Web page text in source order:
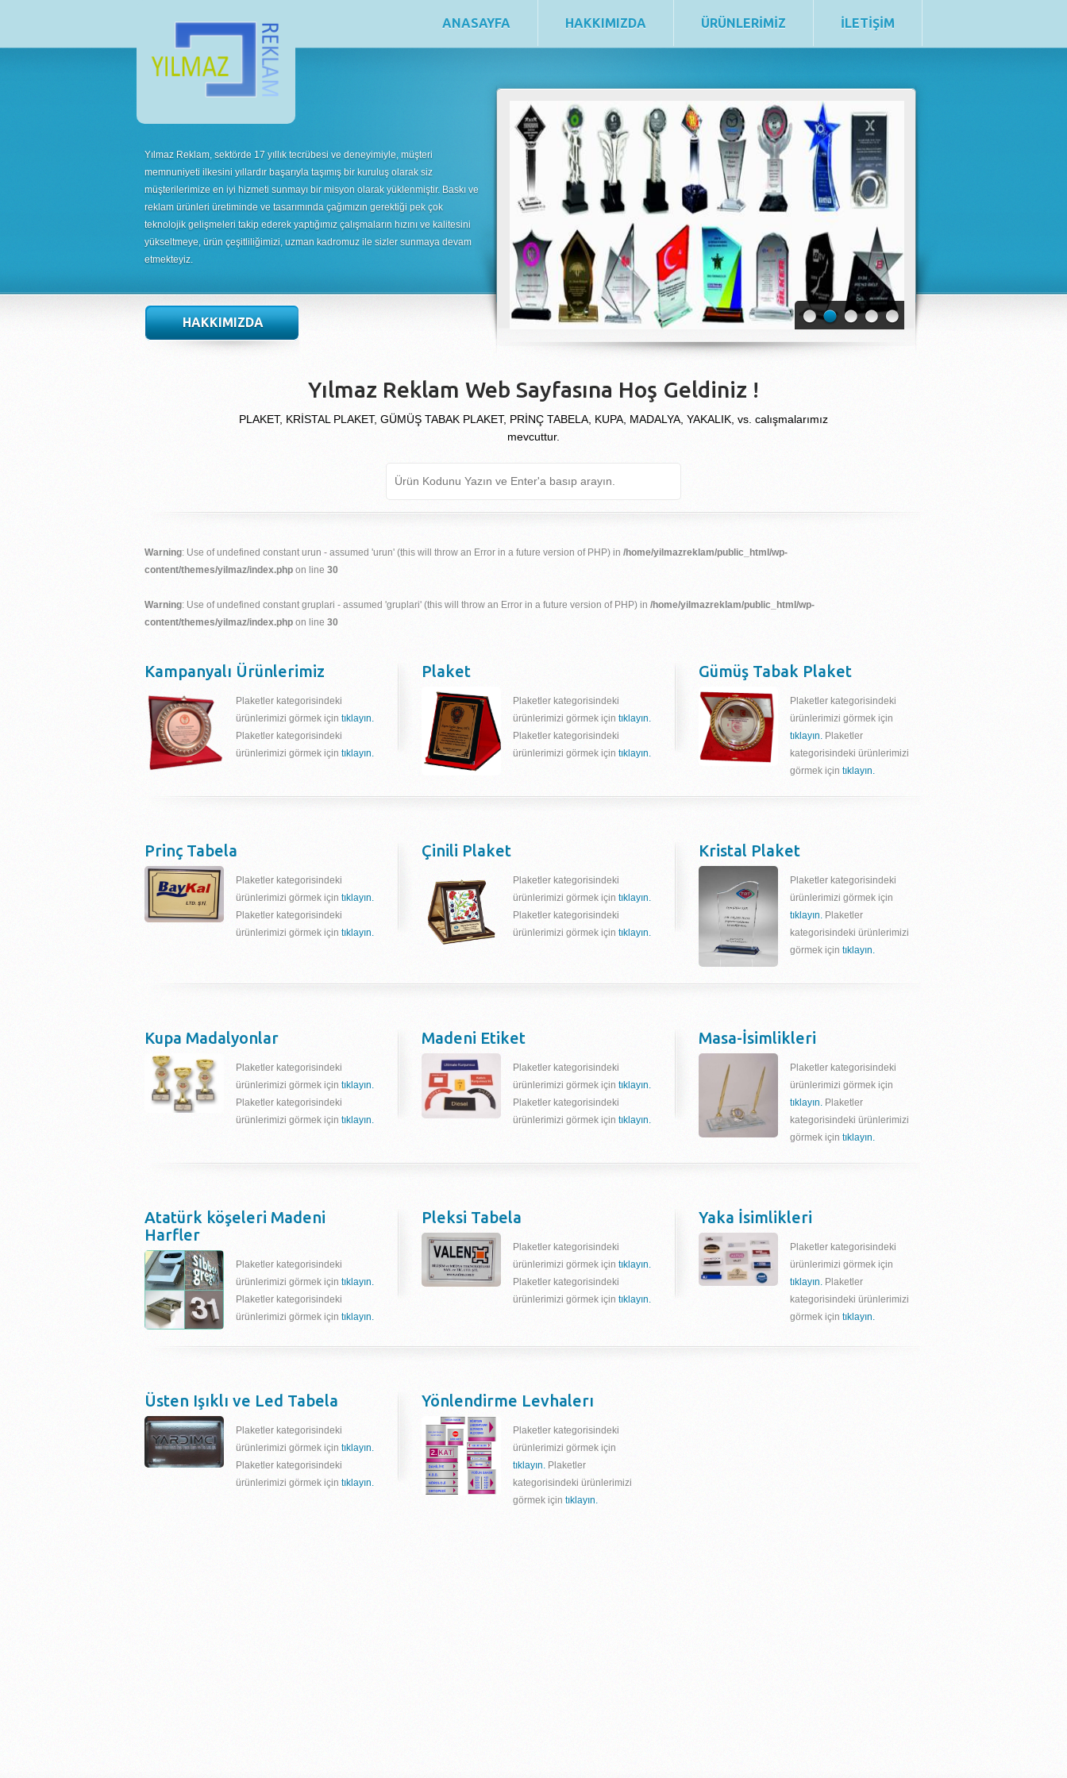
ANASAYFA HAKKIMIZDA ÜRÜNLERİMİZ İLETİŞİM
Yılmaz Reklam, sektörde 17 yıllık tecrübesi ve deneyimiyle, müşteri
memnuniyeti ilkesini yıllardır başarıyla taşımış bir kuruluş olarak siz
müşterilerimize en iyi hizmeti sunmayı bir misyon olarak yüklenmiştir. Baskı ve
reklam ürünleri üretiminde ve tasarımında çağımızın gerektiği pek çok
teknolojik gelişmeleri takip ederek yaptığımız çalışmaların hızını ve kalitesini
yükseltmeye, ürün çeşitliliğimizi, uzman kadromuz ile sizler sunmaya devam
etmekteyiz.
HAKKIMIZDA
Yılmaz Reklam Web Sayfasına Hoş Geldiniz !
PLAKET, KRİSTAL PLAKET, GÜMÜŞ TABAK PLAKET, PRİNÇ TABELA, KUPA, MADALYA, YAKALIK, vs. calışmalarımız
mevcuttur.
Warning: Use of undefined constant urun - assumed 'urun' (this will throw an Error in a future version of PHP) in /home/yilmazreklam/public_html/wp-
content/themes/yilmaz/index.php on line 30
Warning: Use of undefined constant gruplari - assumed 'gruplari' (this will throw an Error in a future version of PHP) in /home/yilmazreklam/public_html/wp-
content/themes/yilmaz/index.php on line 30
Kampanyalı Ürünlerimiz
Plaketler kategorisindeki
ürünlerimizi görmek için tıklayın.
Plaketler kategorisindeki
ürünlerimizi görmek için tıklayın.
Plaket
Plaketler kategorisindeki
ürünlerimizi görmek için tıklayın.
Plaketler kategorisindeki
ürünlerimizi görmek için tıklayın.
Gümüş Tabak Plaket
Plaketler kategorisindeki
ürünlerimizi görmek için
tıklayın. Plaketler
kategorisindeki ürünlerimizi
görmek için tıklayın.
Prinç Tabela
Plaketler kategorisindeki
ürünlerimizi görmek için tıklayın.
Plaketler kategorisindeki
ürünlerimizi görmek için tıklayın.
Çinili Plaket
Plaketler kategorisindeki
ürünlerimizi görmek için tıklayın.
Plaketler kategorisindeki
ürünlerimizi görmek için tıklayın.
Kristal Plaket
Plaketler kategorisindeki
ürünlerimizi görmek için
tıklayın. Plaketler
kategorisindeki ürünlerimizi
görmek için tıklayın.
Kupa Madalyonlar
Plaketler kategorisindeki
ürünlerimizi görmek için tıklayın.
Plaketler kategorisindeki
ürünlerimizi görmek için tıklayın.
Madeni Etiket
Plaketler kategorisindeki
ürünlerimizi görmek için tıklayın.
Plaketler kategorisindeki
ürünlerimizi görmek için tıklayın.
Masa-İsimlikleri
Plaketler kategorisindeki
ürünlerimizi görmek için
tıklayın. Plaketler
kategorisindeki ürünlerimizi
görmek için tıklayın.
Atatürk köşeleri Madeni
Harfler
Plaketler kategorisindeki
ürünlerimizi görmek için tıklayın.
Plaketler kategorisindeki
ürünlerimizi görmek için tıklayın.
Pleksi Tabela
Plaketler kategorisindeki
ürünlerimizi görmek için tıklayın.
Plaketler kategorisindeki
ürünlerimizi görmek için tıklayın.
Yaka İsimlikleri
Plaketler kategorisindeki
ürünlerimizi görmek için
tıklayın. Plaketler
kategorisindeki ürünlerimizi
görmek için tıklayın.
Üsten Işıklı ve Led Tabela
Plaketler kategorisindeki
ürünlerimizi görmek için tıklayın.
Plaketler kategorisindeki
ürünlerimizi görmek için tıklayın.
Yönlendirme Levhalerı
Plaketler kategorisindeki
ürünlerimizi görmek için
tıklayın. Plaketler
kategorisindeki ürünlerimizi
görmek için tıklayın.